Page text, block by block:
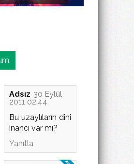
Adsız 30 Eylül
2011 02:44
Bu uzaylıların dini
inancı var mı?
Yanıtla